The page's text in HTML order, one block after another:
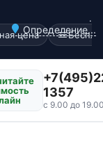
Определение...
.
цена
1357
с 9.00 до